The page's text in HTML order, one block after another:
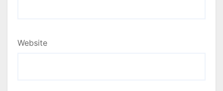
Website